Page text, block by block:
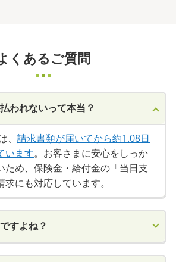
くあるご質問
われないって本当？
請求書類が届いてから約1.08日
います。お客さまに安心をしっか
ため、保険金・給付金の「当日支
にも対応しています。
すよね？